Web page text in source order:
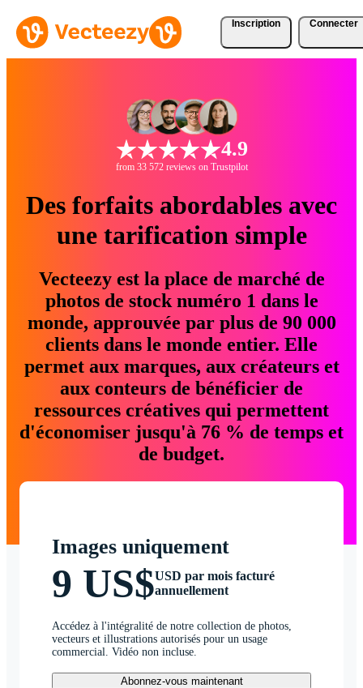
Inscription Connecter
4.9
from 33 572 reviews on Trustpilot
Des forfaits abordables avec
une tarification simple
Vecteezy est la place de marché de
photos de stock numéro 1 dans le
monde, approuvée par plus de 90 000
clients dans le monde entier. Elle
permet aux marques, aux créateurs et
aux conteurs de bénéficier de
ressources créatives qui permettent
d'économiser jusqu'à 76 % de temps et
de budget.
Images uniquement
9 US$USD par mois facturé
annuellement
Accédez à l'intégralité de notre collection de photos,
vecteurs et illustrations autorisés pour un usage
commercial. Vidéo non incluse.
Abonnez-vous maintenant